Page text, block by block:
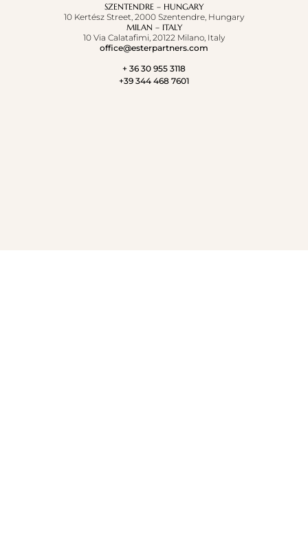
SZENTENDRE – HUNGARY
10 Kertész Street, 2000 Szentendre, Hungary
MILAN – ITALY
10 Via Calatafimi, 20122 Milano, Italy
office@esterpartners.com
+ 36 30 955 3118
+39 344 468 7601